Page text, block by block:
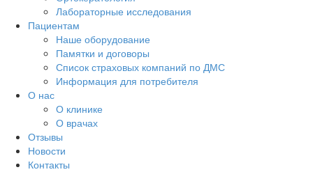
Лабораторные исследования
Пациентам
Наше оборудование
Памятки и договоры
Список страховых компаний по ДМС
Информация для потребителя
О нас
О клинике
О врачах
Отзывы
Новости
Контакты